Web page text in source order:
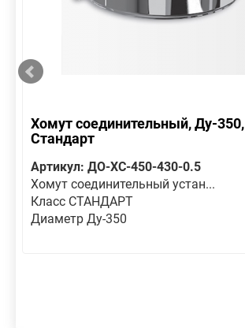
Хомут соединительный, Ду-350,
Стандарт
Артикул: ДО-ХС-450-430-0.5
Хомут соединительный устан...
Класс СТАНДАРТ
Диаметр Ду-350